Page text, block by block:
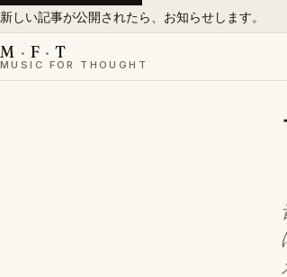
新しい記事が公開されたら、お知らせします。
M · F · T
MUSIC FOR THOUGHT